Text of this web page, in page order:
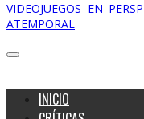
VIDEOJUEGOS EN
ATEMPORAL
INICIO